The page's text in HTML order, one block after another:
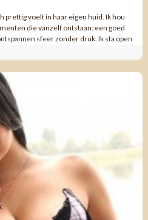
prettig voelt in haar eigen huid. Ik hou
die vanzelf ontstaan: een goed
sfeer zonder druk. Ik sta open